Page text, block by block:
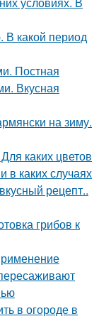
В какой период
Постная
Вкусная
на зиму.
каких цветов
в каких случаях
рецепт..
грибов к
в огороде в